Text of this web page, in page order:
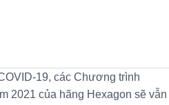
19, các Chương trình
2021 của hãng Hexagon sẽ vẫn